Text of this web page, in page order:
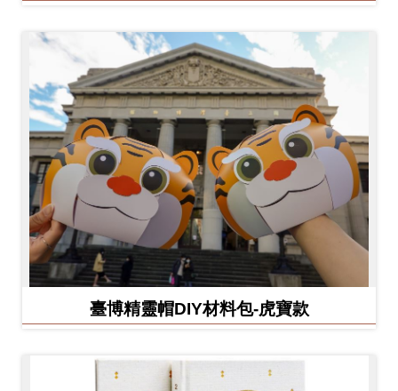
臺博精靈帽DIY材料包-虎寶款